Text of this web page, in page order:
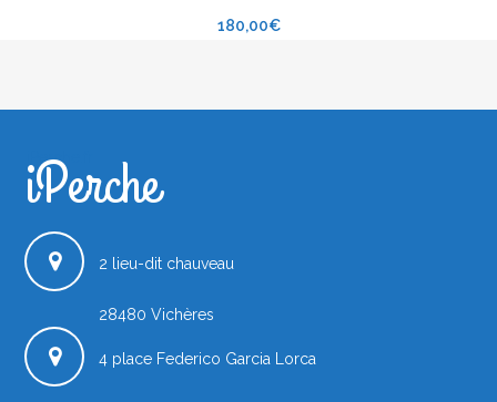
180,00€
iPerche.fr
iPerche
2 lieu-dit chauveau
28480 Vichères
4 place Federico Garcia Lorca